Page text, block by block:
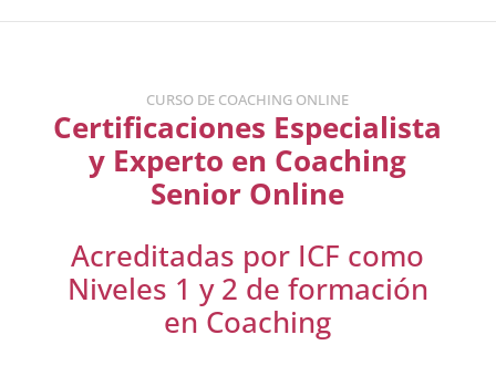
CURSO DE COACHING ONLINE
Certificaciones Especialista
y Experto en Coaching
Senior Online
Acreditadas por ICF como
Niveles 1 y 2 de formación
en Coaching